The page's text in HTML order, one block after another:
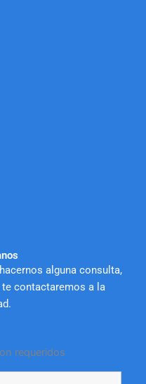
alguna consulta,
contactaremos a la
requeridos